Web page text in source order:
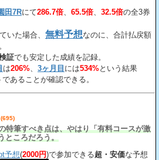
田7Rにて286.7倍、 65.5倍、 32.5倍の全3券
いた場合、 無料予想なのに、合計払戻額
証でも安定した成績を記録。
は206%、 3ヶ月目 には534%という結果
あることが確認できる。
(695)
特筆すべき点は、やはり「有料コースが激
ところだろう。
予想(2000円)で参加できる超・安価な予想